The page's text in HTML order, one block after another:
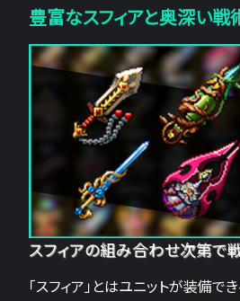
豊富なスフィアと奥深い戦
スフィアの組み合わせ次第で
「スフィア」とはユニットが装備